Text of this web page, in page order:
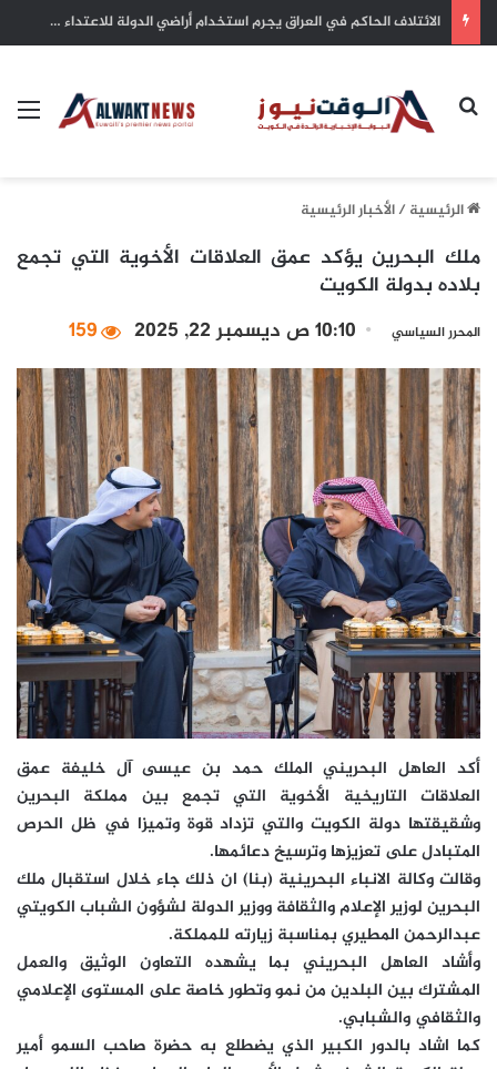
سوق العقارات في أوزبكستان: استكشاف آفاق النمو والاستثمار واتجاهات الطلب للعقارات كمرآة التحول الاقتصادي
بحث عن
الرئيسية/الأخبار الرئيسية
ملك البحرين يؤكد عمق العلاقات الأخوية التي تجمع
بلاده بدولة الكويت
المحرر السياسي 10:10 ص ديسمبر 22, 2025 159
أكد العاهل البحريني الملك حمد بن عيسى آل خليفة عمق
العلاقات التاريخية الأخوية التي تجمع بين مملكة البحرين
وشقيقتها دولة الكويت والتي تزداد قوة وتميزا في ظل الحرص
المتبادل على تعزيزها وترسيخ دعائمها.
وقالت وكالة الانباء البحرينية (بنا) ان ذلك جاء خلال استقبال ملك
البحرين لوزير الإعلام والثقافة ووزير الدولة لشؤون الشباب الكويتي
عبدالرحمن المطيري بمناسبة زيارته للمملكة.
وأشاد العاهل البحريني بما يشهده التعاون الوثيق والعمل
المشترك بين البلدين من نمو وتطور خاصة على المستوى الإعلامي
والثقافي والشبابي.
كما اشاد بالدور الكبير الذي يضطلع به حضرة صاحب السمو أمير